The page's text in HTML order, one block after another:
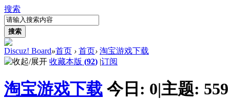
搜索
搜索
Discuz! Board»首页 › 首页› 淘宝游戏下载
收藏本版 (92) |订阅
淘宝游戏下载 今日: 0|主题: 559